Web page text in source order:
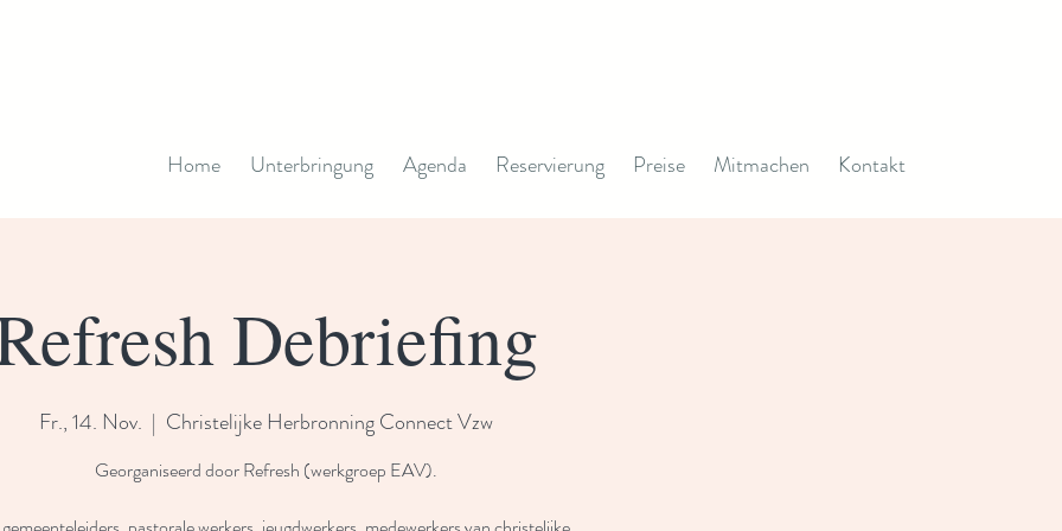
Home Unterbringung Agenda Reservierung Preise Mitmachen Kontakt
Debriefing
Fr., 14. Nov.
  |
Christelijke Herbronning Connect Vzw
Georganiseerd door Refresh (werkgroep EAV).